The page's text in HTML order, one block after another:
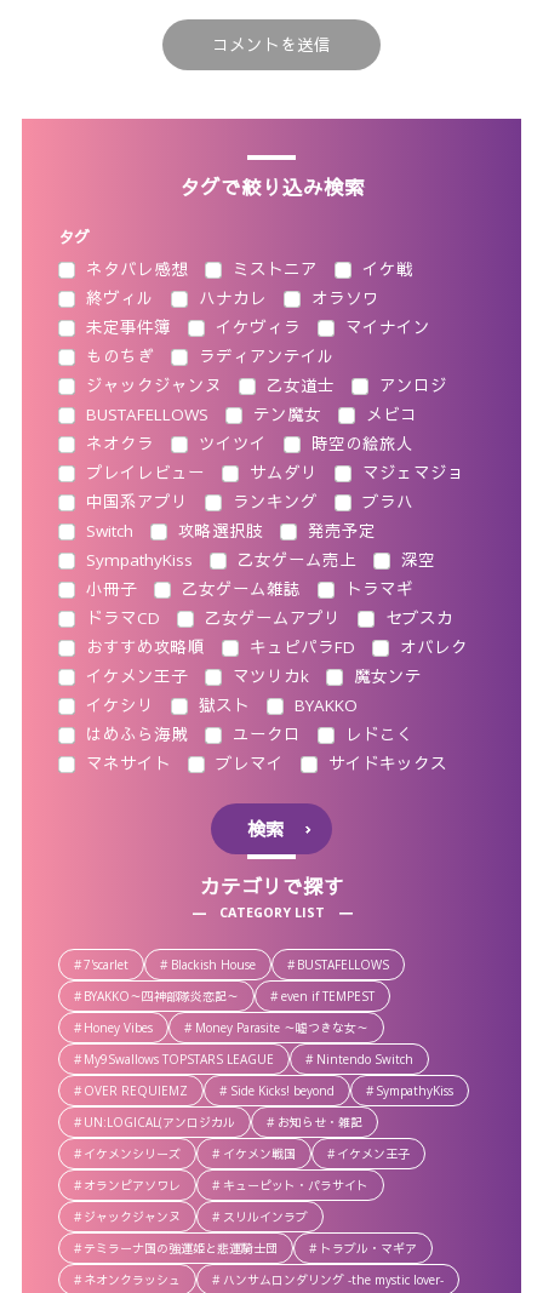
タグで絞り込み検索
タグ
ネタバレ感想
ミストニア
イケ戦
終ヴィル
ハナカレ
オラソワ
未定事件簿
イケヴィラ
マイナイン
ものちぎ
ラディアンテイル
ジャックジャンヌ
乙女道士
アンロジ
BUSTAFELLOWS
テン魔女
メビコ
ネオクラ
ツイツイ
時空の絵旅人
プレイレビュー
サムダリ
マジェマジョ
中国系アプリ
ランキング
ブラハ
Switch
攻略選択肢
発売予定
SympathyKiss
乙女ゲーム売上
深空
小冊子
乙女ゲーム雑誌
トラマギ
ドラマCD
乙女ゲームアプリ
セブスカ
おすすめ攻略順
キュピパラFD
オバレク
イケメン王子
マツリカk
魔女ンテ
イケシリ
獄スト
BYAKKO
はめふら海賊
ユークロ
レドこく
マネサイト
ブレマイ サイドキックス
検索
カテゴリで探す
CATEGORY LIST
7'scarlet Blackish House
BUSTAFELLOWS
BYAKKO～四神部隊炎恋記～
even if TEMPEST
Honey Vibes
Money Parasite ～嘘つきな女～
My9Swallows TOPSTARS LEAGUE
Nintendo Switch
OVER REQUIEMZ
Side Kicks! beyond
SympathyKiss
UN:LOGICAL(アンロジカル
お知らせ・雑記
イケメンシリーズ
イケメン戦国
イケメン王子
オランピアソワレ
キューピット・パラサイト
ジャックジャンヌ
スリルインラブ
テミラーナ国の強運姫と悲運騎士団
トラブル・マギア
ネオンクラッシュ
ハンサムロンダリング -the mystic lover-